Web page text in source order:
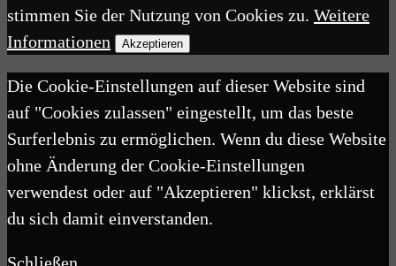
stimmen Sie der Nutzung von Cookies zu. Weitere
Informationen
Akzeptieren
Die Cookie-Einstellungen auf dieser Website sind
auf "Cookies zulassen" eingestellt, um das beste
Surferlebnis zu ermöglichen. Wenn du diese Website
ohne Änderung der Cookie-Einstellungen
verwendest oder auf "Akzeptieren" klickst, erklärst
du sich damit einverstanden.
Schließen